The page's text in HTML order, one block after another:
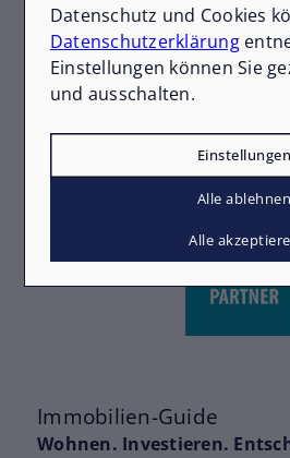
Immobilien-Guide
Wohnen. Investieren.
Datenschutz und Cookies
Datenschutzerklärung
Einstellungen können Sie
und ausschalten.
Einstellungen
Alle ablehnen
Alle